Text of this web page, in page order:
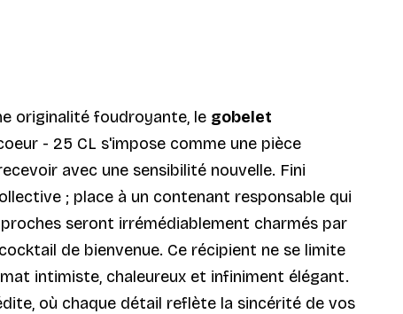
originalité foudroyante, le gobelet
- 25 CL s'impose comme une pièce
avec une sensibilité nouvelle. Fini
; place à un contenant responsable qui
seront irrémédiablement charmés par
de bienvenue. Ce récipient ne se limite
intimiste, chaleureux et infiniment élégant.
où chaque détail reflète la sincérité de vos